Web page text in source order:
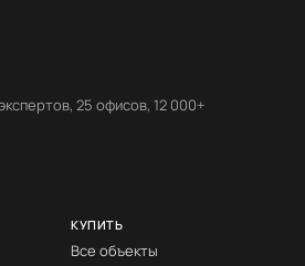
25 офисов, 12 000+
КУПИТЬ
Все объекты